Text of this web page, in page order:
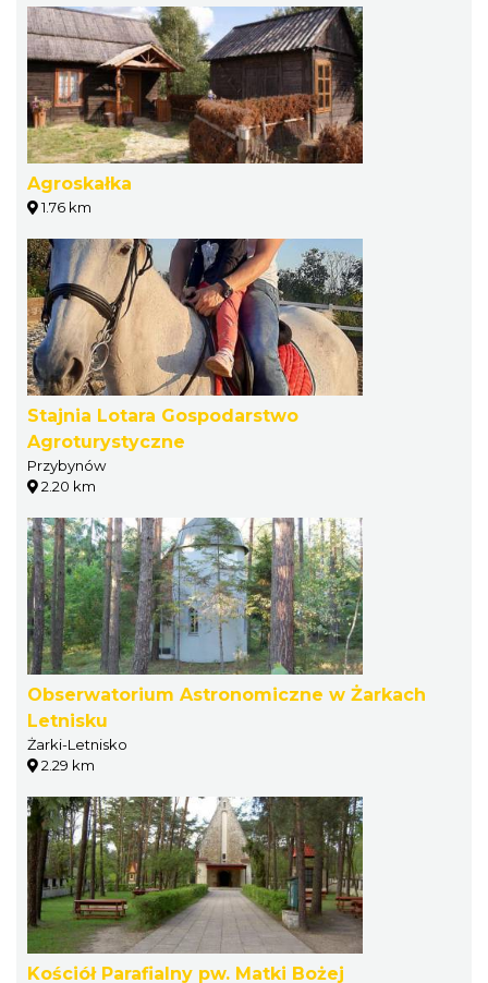
Agroskałka
1.76 km
Stajnia Lotara Gospodarstwo
Agroturystyczne
Przybynów
2.20 km
Obserwatorium Astronomiczne w Żarkach
Letnisku
Żarki-Letnisko
2.29 km
Kościół Parafialny pw. Matki Bożej